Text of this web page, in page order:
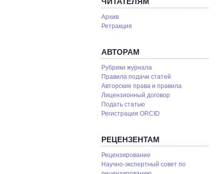
Архив
Ретракция
АВТОРАМ
Рубрики журнала
Правила подачи статей
Авторские права и правила
Лицензионный договор
Подать статью
Регистрация ORCID
РЕЦЕНЗЕНТАМ
Рецензирование
Научно-экспертный совет по